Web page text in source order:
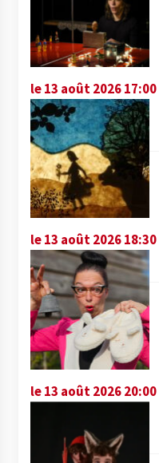
le 13 août 2026 17:00
le 13 août 2026 18:30
le 13 août 2026 20:00